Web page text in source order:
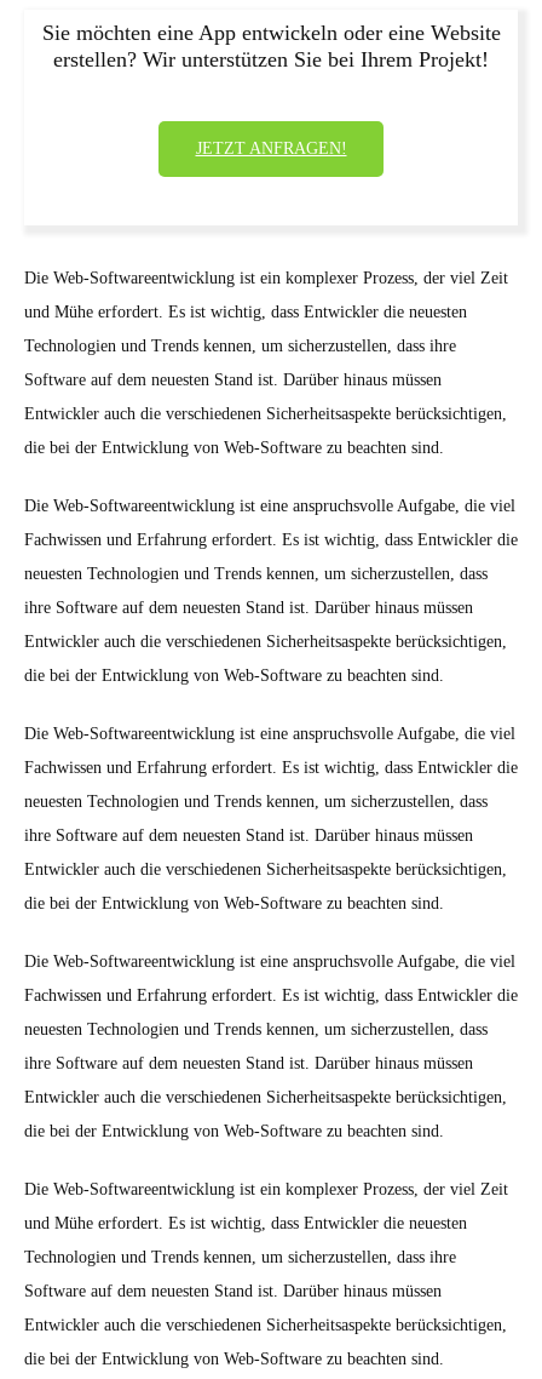
Sie möchten eine App entwickeln oder eine Website
erstellen? Wir unterstützen Sie bei Ihrem Projekt!
JETZT ANFRAGEN!
Die Web-Softwareentwicklung ist ein komplexer Prozess, der viel Zeit
und Mühe erfordert. Es ist wichtig, dass Entwickler die neuesten
Technologien und Trends kennen, um sicherzustellen, dass ihre
Software auf dem neuesten Stand ist. Darüber hinaus müssen
Entwickler auch die verschiedenen Sicherheitsaspekte berücksichtigen,
die bei der Entwicklung von Web-Software zu beachten sind.
Die Web-Softwareentwicklung ist eine anspruchsvolle Aufgabe, die viel
Fachwissen und Erfahrung erfordert. Es ist wichtig, dass Entwickler die
neuesten Technologien und Trends kennen, um sicherzustellen, dass
ihre Software auf dem neuesten Stand ist. Darüber hinaus müssen
Entwickler auch die verschiedenen Sicherheitsaspekte berücksichtigen,
die bei der Entwicklung von Web-Software zu beachten sind.
Die Web-Softwareentwicklung ist eine anspruchsvolle Aufgabe, die viel
Fachwissen und Erfahrung erfordert. Es ist wichtig, dass Entwickler die
neuesten Technologien und Trends kennen, um sicherzustellen, dass
ihre Software auf dem neuesten Stand ist. Darüber hinaus müssen
Entwickler auch die verschiedenen Sicherheitsaspekte berücksichtigen,
die bei der Entwicklung von Web-Software zu beachten sind.
Die Web-Softwareentwicklung ist eine anspruchsvolle Aufgabe, die viel
Fachwissen und Erfahrung erfordert. Es ist wichtig, dass Entwickler die
neuesten Technologien und Trends kennen, um sicherzustellen, dass
ihre Software auf dem neuesten Stand ist. Darüber hinaus müssen
Entwickler auch die verschiedenen Sicherheitsaspekte berücksichtigen,
die bei der Entwicklung von Web-Software zu beachten sind.
Die Web-Softwareentwicklung ist ein komplexer Prozess, der viel Zeit
und Mühe erfordert. Es ist wichtig, dass Entwickler die neuesten
Technologien und Trends kennen, um sicherzustellen, dass ihre
Software auf dem neuesten Stand ist. Darüber hinaus müssen
Entwickler auch die verschiedenen Sicherheitsaspekte berücksichtigen,
die bei der Entwicklung von Web-Software zu beachten sind.